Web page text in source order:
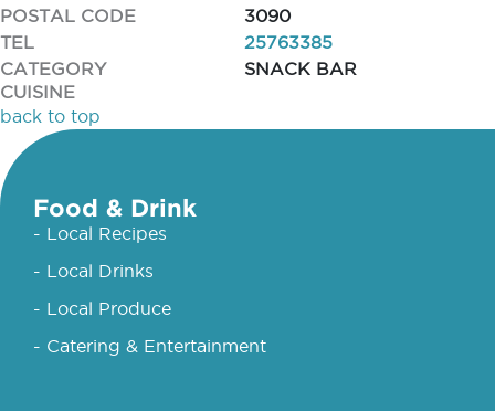
POSTAL CODE
3090
TEL
25763385
CATEGORY
SNACK BAR
CUISINE
back to top
Food & Drink
- Local Recipes
- Local Drinks
- Local Produce
- Catering & Entertainment